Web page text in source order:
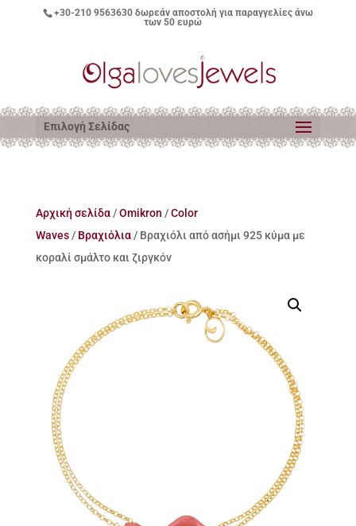
+30-210 9563630δωρεάν αποστολή για παραγγελίες άνω
των 50 ευρώ
Επιλογή Σελίδας
Αρχική σελίδα/Omikron /Color
Waves/ Βραχιόλια/ Βραχιόλι από ασήμι 925 κύμα με
κοραλί σμάλτο και ζιργκόν